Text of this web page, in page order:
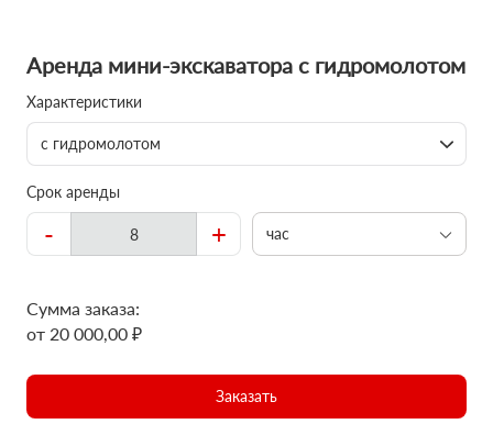
Аренда мини-экскаватора с гидромолотом
Характеристики
с гидромолотом
Срок аренды
- + час
Сумма заказа:
от 20 000,00 ₽
Заказать